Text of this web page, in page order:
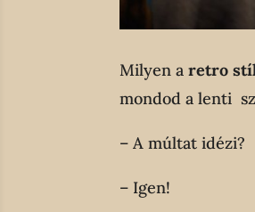
Milyen aretro
mondod a lenti
– A múltat idézi?
– Igen!